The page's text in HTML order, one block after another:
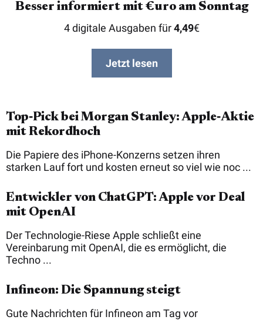
Besser informiert mit €uro am Sonntag
4 digitale Ausgaben für4,49€
Jetzt lesen
Top‑Pick bei Morgan Stanley: Apple‑Aktie
mit Rekordhoch
Die Papiere des iPhone-Konzerns setzen ihren
starken Lauf fort und kosten erneut so viel wie noc ...
Entwickler von ChatGPT: Apple vor Deal
mit OpenAI
Der Technologie-Riese Apple schließt eine
Vereinbarung mit OpenAI, die es ermöglicht, die
Techno ...
Infineon: Die Spannung steigt
Gute Nachrichten für Infineon am Tag vor